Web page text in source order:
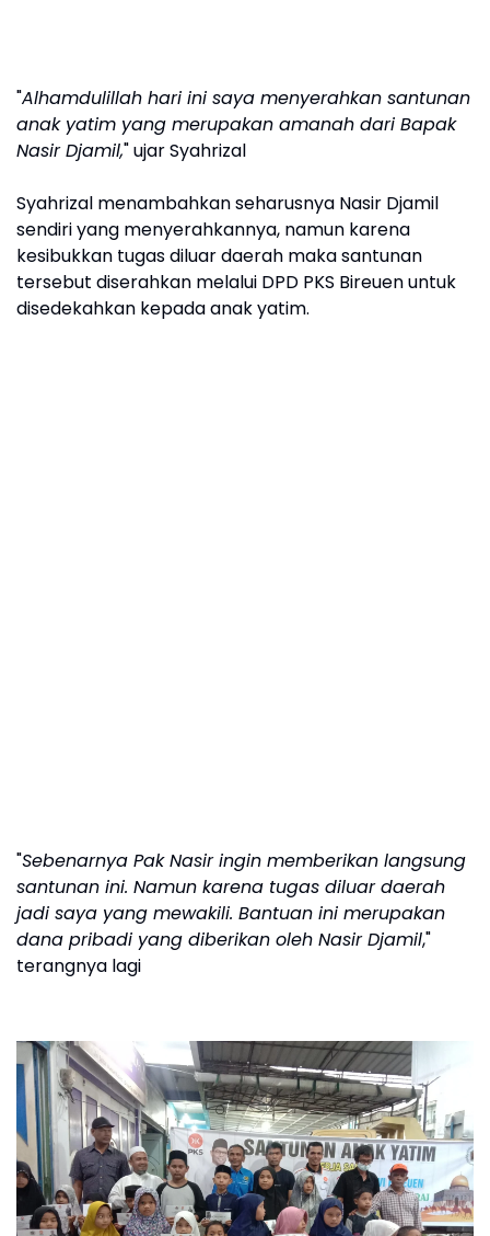
"Alhamdulillah hari ini saya menyerahkan santunan
anak yatim yang merupakan amanah dari Bapak
Nasir Djamil," ujar Syahrizal
Syahrizal menambahkan seharusnya Nasir Djamil
sendiri yang menyerahkannya, namun karena
kesibukkan tugas diluar daerah maka santunan
tersebut diserahkan melalui DPD PKS Bireuen untuk
disedekahkan kepada anak yatim.
"Sebenarnya Pak Nasir ingin memberikan langsung
santunan ini. Namun karena tugas diluar daerah
jadi saya yang mewakili. Bantuan ini merupakan
dana pribadi yang diberikan oleh Nasir Djamil,"
terangnya lagi